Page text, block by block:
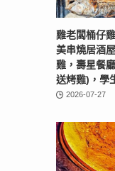
雞老闆桶仔
美串燒居酒
雞，壽星餐
送烤雞)，學
2026-07-27